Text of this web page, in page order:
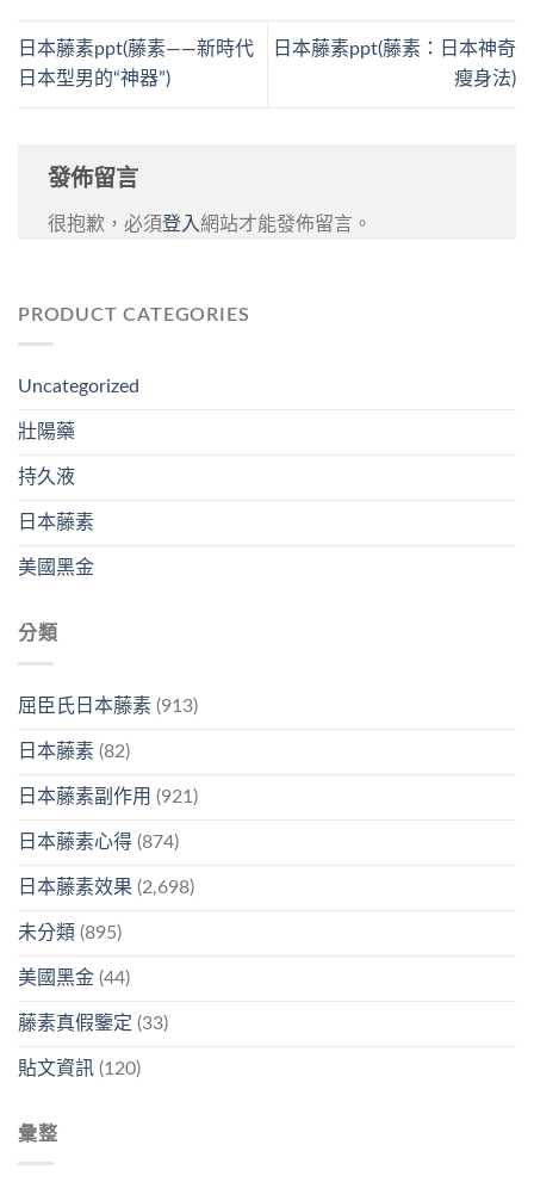
日本藤素ppt(藤素——新時代
日本型男的“神器”)
日本藤素ppt(藤素：日本神奇
瘦身法)
發佈留言
很抱歉，必須登入網站才能發佈留言。
PRODUCT CATEGORIES
Uncategorized
壯陽藥
持久液
日本藤素
美國黑金
分類
屈臣氏日本藤素 (913)
日本藤素 (82)
日本藤素副作用 (921)
日本藤素心得 (874)
日本藤素效果 (2,698)
未分類 (895)
美國黑金 (44)
藤素真假鑒定 (33)
貼文資訊 (120)
彙整